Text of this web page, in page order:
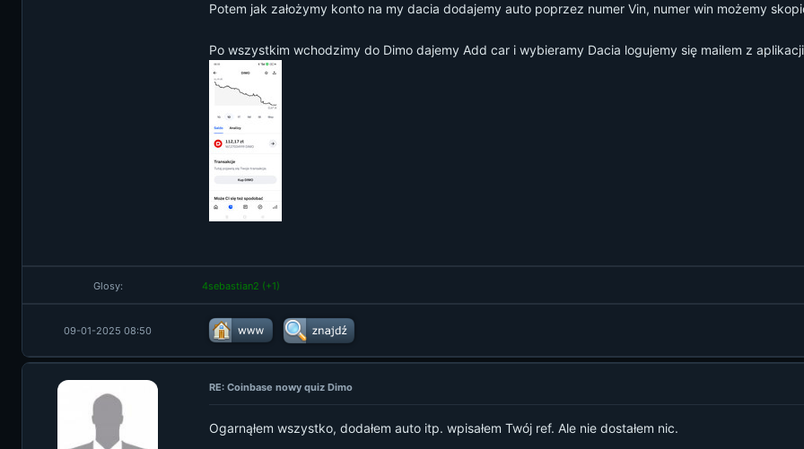
Potem jak założymy konto na my dacia dodajemy auto poprzez numer Vin, numer win możemy
Po wszystkim wchodzimy do Dimo dajemy Add car i wybieramy Dacia logujemy się mailem z
Glosy: 4sebastian2 (+1)
09-01-2025 08:50
RE: Coinbase nowy quiz Dimo
Ogarnąłem wszystko, dodałem auto itp. wpisałem Twój ref. Ale nie dostałem nic.